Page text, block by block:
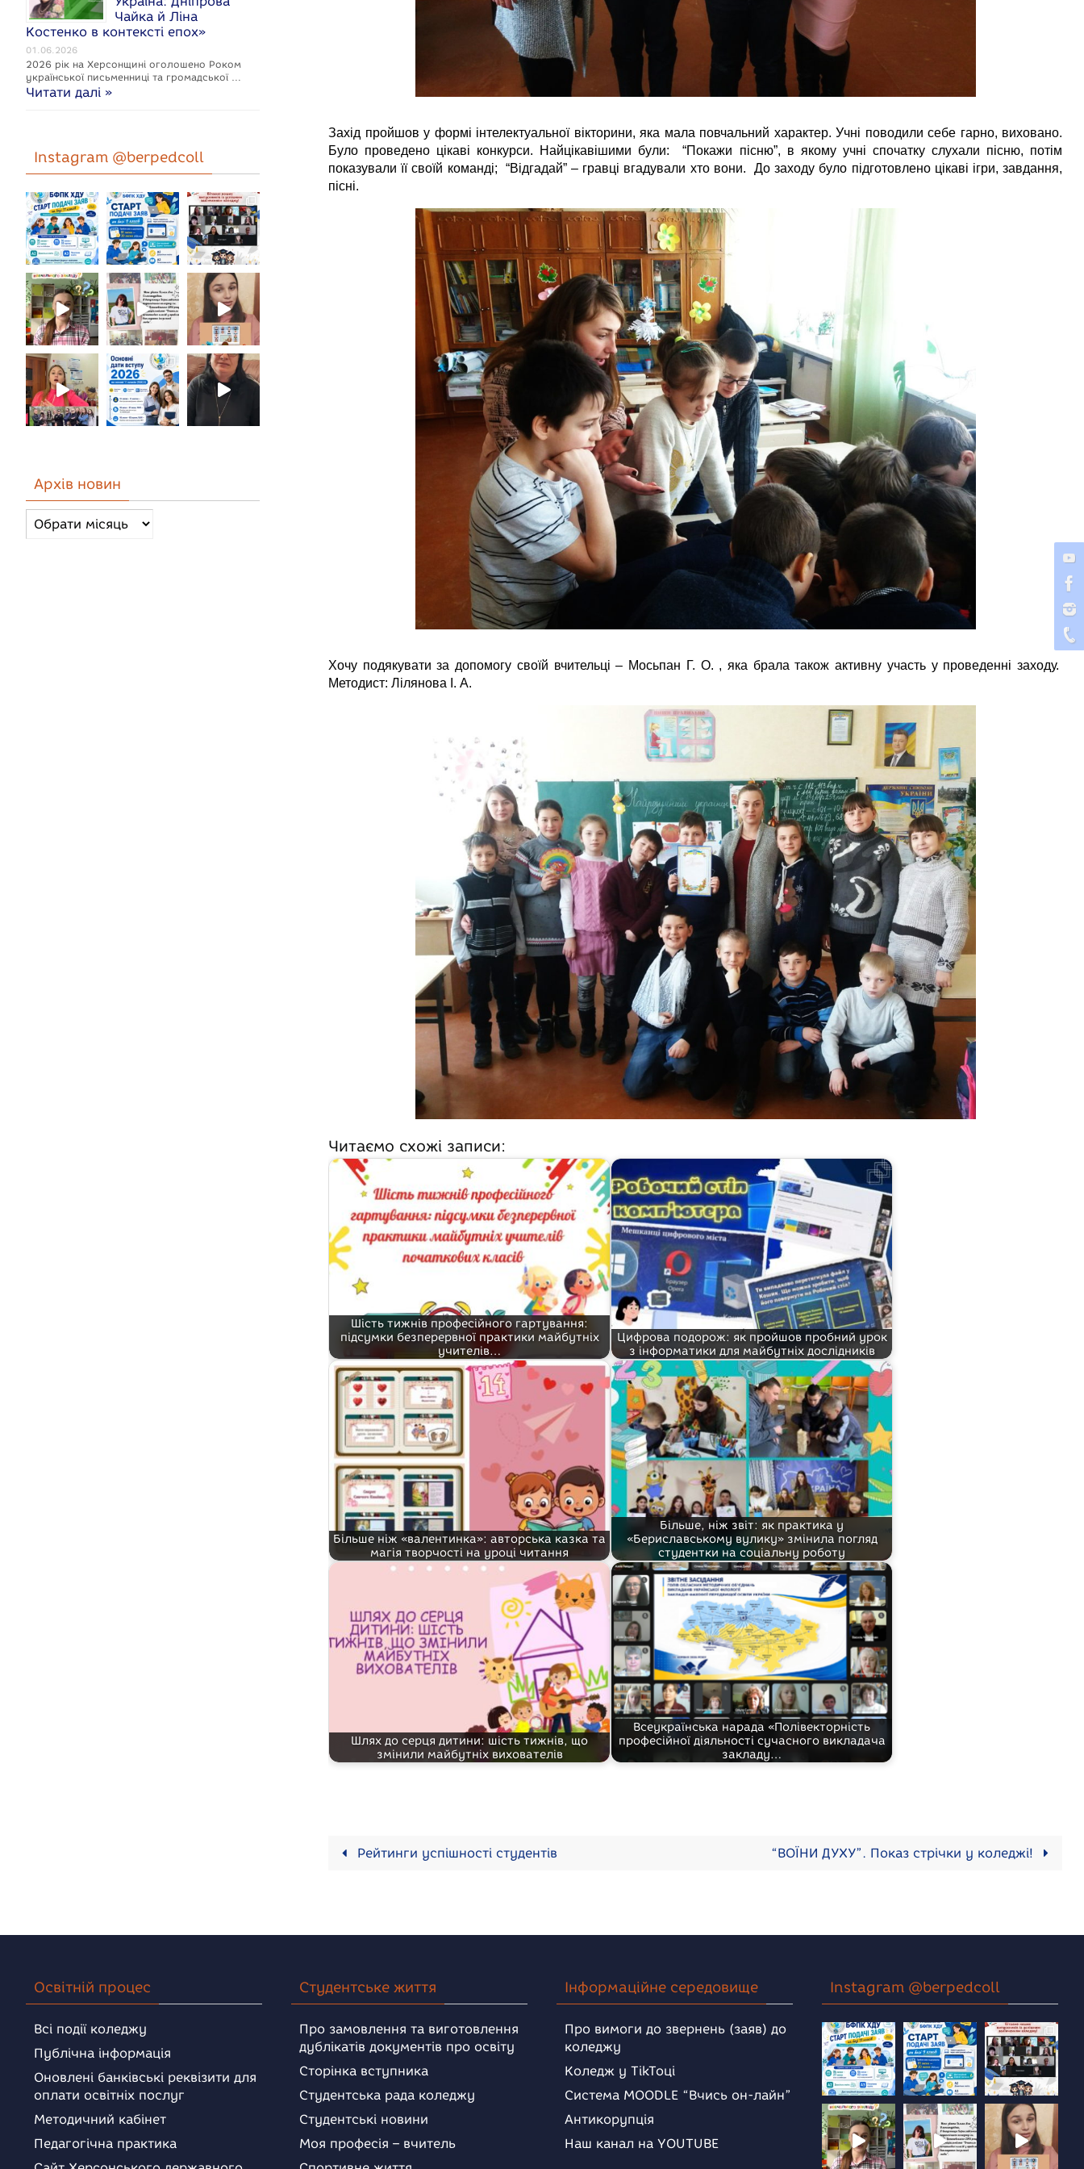
Захід пройшов у формі інтелектуальної вікторини, яка мала повчальний характер. Учні поводили себе гарно, виховано.
Було проведено цікаві конкурси. Найцікавішими були:
“Покажи пісню”, в якому учні спочатку слухали пісню, потім
показували її своїй команді;
“Відгадай” – гравці вгадували хто вони.До заходу було підготовлено цікаві ігри, завдання,
пісні.
Хочу подякувати за допомогу своїй вчительці – Мосьпан Г. О. , яка брала також активну участь у проведенні заходу.
Методист: Лілянова І. А.
Читаємо схожі записи:
Шість тижнів професійного гартування:
підсумки безперервної практики майбутніх
учителів…
Цифрова подорож: як пройшов пробний урок
з інформатики для майбутніх дослідників
Більше ніж «валентинка»: авторська казка та
магія творчості на уроці читання
Більше, ніж звіт: як практика у
«Бериславському вулику» змінила погляд
студентки на соціальну роботу
Шлях до серця дитини: шість тижнів, що
змінили майбутніх вихователів
Всеукраїнська нарада «Полівекторність
професійної діяльності сучасного викладача
закладу…
Рейтинги успішності студентів “ВОЇНИ ДУХУ”. Показ стрічки у коледжі!
Чайка й Ліна
Костенко в контексті епох»
01.06.2026
2026 рік на Херсонщині оголошено Роком
укpaїнcької письменниці та громадської …
Читати далі »
Instagram @berpedcoll
Архів новин
Архів
новин
Освітній процес
Всі події коледжу
Публічна інформація
Оновлені банківські реквізити для
оплати освітніх послуг
Методичний кабінет
Педагогічна практика
Студентське життя
Про замовлення та виготовлення
дублікатів документів про освіту
Сторінка вступника
Студентська рада коледжу
Студентські новини
Моя професія – вчитель
Інформаційне середовище
Про вимоги до звернень (заяв) до
коледжу
Коледж у TikToці
Система MOODLE “Вчись он-лайн”
Антикорупція
Наш канал на YOUTUBE
Instagram @berpedcoll